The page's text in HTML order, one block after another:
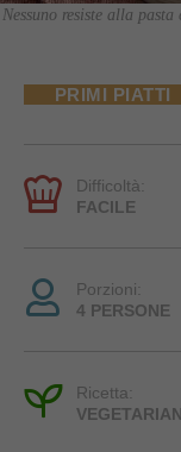
Nessuno resiste alla
PRIMI PIATTI
Difficoltà:
FACILE
Porzioni:
4 PERSONE
Ricetta: